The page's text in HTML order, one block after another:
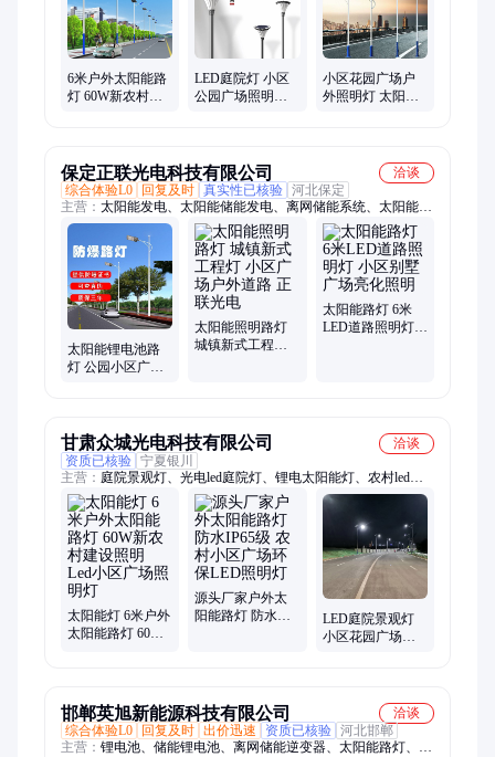
6米户外太阳能路
灯 60W新农村建
LED庭院灯 小区
公园广场照明太
小区花园广场户
外照明灯 太阳能
保定正联光电科技有限公司
洽谈
综合体验L0
回复及时 真实性已核验 河北保定
主营： 太阳能发电、太阳能储能发电、离网储能系统、太阳能路
灯、光伏储能发电、家庭储能发电、太阳能供电系统
太阳能锂电池路
灯 公园小区广场
太阳能照明路灯
城镇新式工程灯
太阳能路灯 6米
LED道路照明灯
甘肃众城光电科技有限公司
洽谈
资质已核验 宁夏银川
主营： 庭院景观灯、光电led庭院灯、锂电太阳能灯、农村led市
政工程
太阳能灯 6米户外
太阳能路灯 60W
源头厂家户外太
阳能路灯 防水
LED庭院景观灯
小区花园广场户
邯郸英旭新能源科技有限公司
洽谈
综合体验L0
回复及时 出价迅速 资质已核验 河北邯郸
主营： 锂电池、储能锂电池、离网储能逆变器、太阳能路灯、光